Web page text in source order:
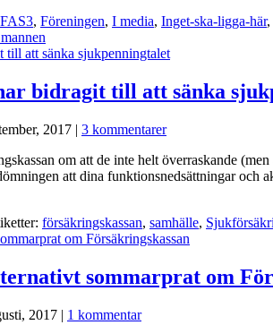
FAS3, Föreningen, I media, Inget-ska-ligga-här,
bidragit till att sänka
2017 | 3 kommentarer
om att de inte helt överraskande
att dina funktionsnedsättningar och
försäkringskassan, samhälle,
sommarprat om
2017 | 1 kommentar